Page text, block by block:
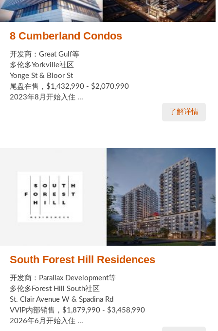
8 Cumberland Condos
开发商：Great Gulf等
多伦多Yorkville社区
Yonge St & Bloor St
尾盘在售，$1,432,990 - $2,070,990
2023年8月开始入住 ...
了解详情
South Forest Hill Residences
开发商：Parallax Development等
多伦多Forest Hill South社区
St. Clair Avenue W & Spadina Rd
VVIP内部销售，$1,879,990 - $3,458,990
2026年6月开始入住 ...